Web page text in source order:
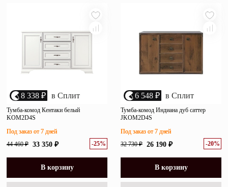
8 338 ₽ в Сплит
Тумба-комод Кентаки белый
KOM2D4S
44 460 ₽ 33 350 ₽ -25%
Под заказ от 7 дней
В корзину
6 548 ₽ в Сплит
Тумба-комод Индиана дуб саттер
JKOM2D4S
32 730 ₽ 26 190 ₽ -20%
Под заказ от 7 дней
В корзину